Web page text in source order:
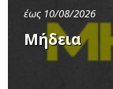
έως 10/08/2026
Μήδεια